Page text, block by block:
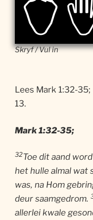
Skryf / Vul in
Lees Mark 1:32-
13.
Mark 1:32-35;
32Toe dit aand
het hulle almal wat
was, na Hom
deur saamgedrom.
allerlei kwale